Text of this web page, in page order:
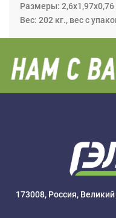
Размеры:
Вес: 202 кг., вес с
173008, Россия,